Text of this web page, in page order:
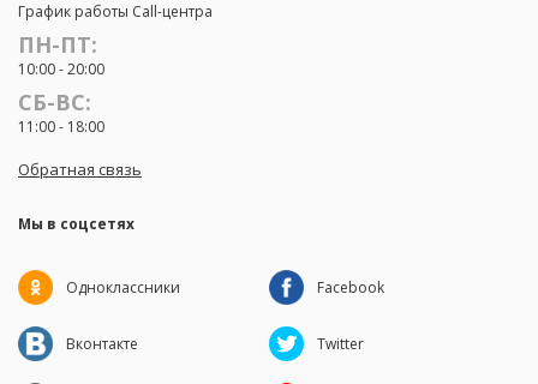
График работы Call-центра
ПН-ПТ:
10:00 - 20:00
СБ-ВС:
11:00 - 18:00
Обратная связь
Мы в соцсетях
Одноклассники Facebook
Вконтакте Twitter